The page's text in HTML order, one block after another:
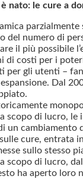
nato: le cure a
parzialmente
del numero di
il più possibile
di costi per i
per gli utenti –
Dal
scopo di lucro, le
un cambiamento
cure, entrata
sullo stesso
scopo di lucro,
ha aperto loro